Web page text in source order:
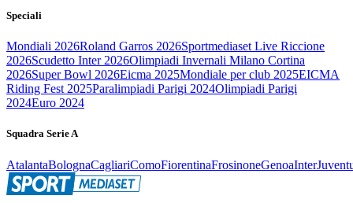
Speciali
Mondiali 2026Roland Garros 2026Sportmediaset Live Riccione
2026Scudetto Inter 2026Olimpiadi Invernali Milano Cortina
2026Super Bowl 2026Eicma 2025Mondiale per club 2025EICMA
Riding Fest 2025Paralimpiadi Parigi 2024Olimpiadi Parigi
2024Euro 2024
Squadra Serie A
AtalantaBolognaCagliariComoFiorentinaFrosinoneGenoaInter